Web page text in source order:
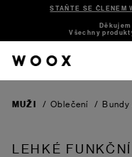
STAŇTE SE ČLENEM
Všechny
MUŽI / Oblečení /
LEHKÉ